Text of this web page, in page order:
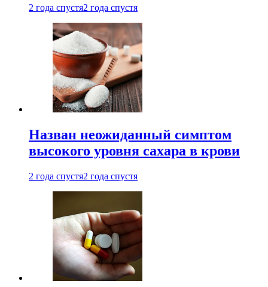
2 года спустя2 года спустя
Назван неожиданный симптом
высокого уровня сахара в крови
2 года спустя2 года спустя